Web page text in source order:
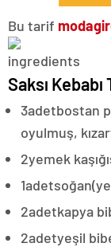
Bu tarif
Saksı
3adetbostan
oyulmuş,
2yemek kaşığı
1adetsoğan
2adetkapya
2adetyeşil